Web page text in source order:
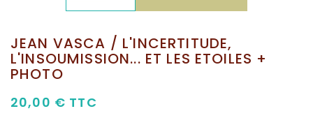
JEAN VASCA / L'INCERTITUDE,
L'INSOUMISSION... ET LES ETOILES +
PHOTO
20,00 € TTC